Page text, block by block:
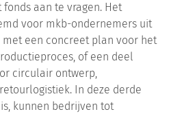
aan te vragen. Het
voor mkb-ondernemers uit
met een concreet plan voor het
of een deel
circulair ontwerp,
In deze derde
kunnen bedrijven tot